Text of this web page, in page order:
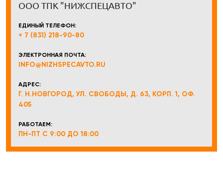
ООО ТПК "НИЖСПЕЦАВТО"
ЕДИНЫЙ ТЕЛЕФОН:
+ 7 (831) 218-90-80
ЭЛЕКТРОННАЯ ПОЧТА:
INFO@NIZHSPECAVTO.RU
АДРЕС:
Г. Н.НОВГОРОД, УЛ. СВОБОДЫ, Д. 63, КОРП. 1, ОФ.
405
РАБОТАЕМ:
ПН-ПТ С 9:00 ДО 18:00